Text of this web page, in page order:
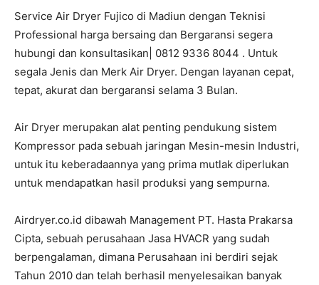
Service Air Dryer Fujico di Madiun dengan Teknisi
Professional harga bersaing dan Bergaransi segera
hubungi dan konsultasikan| 0812 9336 8044 . Untuk
segala Jenis dan Merk Air Dryer. Dengan layanan cepat,
tepat, akurat dan bergaransi selama 3 Bulan.
Air Dryer merupakan alat penting pendukung sistem
Kompressor pada sebuah jaringan Mesin-mesin Industri,
untuk itu keberadaannya yang prima mutlak diperlukan
untuk mendapatkan hasil produksi yang sempurna.
Airdryer.co.id dibawah Management PT. Hasta Prakarsa
Cipta, sebuah perusahaan Jasa HVACR yang sudah
berpengalaman, dimana Perusahaan ini berdiri sejak
Tahun 2010 dan telah berhasil menyelesaikan banyak